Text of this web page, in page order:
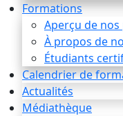
Formations
Aperçu de
À propos de
Étudiants
Calendrier de
Actualités
Médiathèque